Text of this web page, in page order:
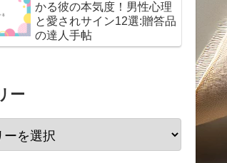
かる彼の本気度！男性心理
と愛されサイン12選:贈答品
の達人手帖
ー